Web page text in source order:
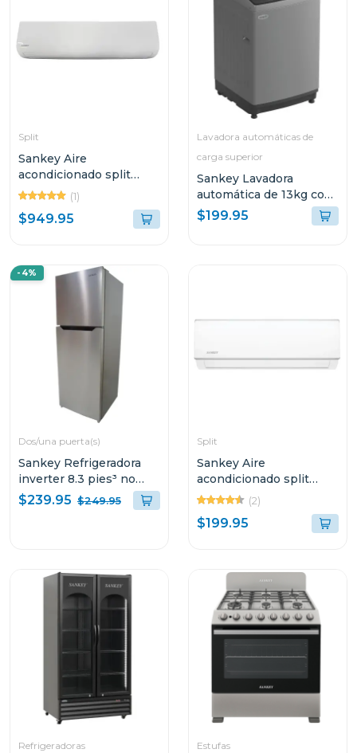
Split
Sankey Aire
acondicionado split
inverter de 36000 btu
seer 18 wi-fi
(1)
$949.95
Lavadora automáticas de
carga superior
Sankey Lavadora
automática de 13kg con
filtro para pelusas
$199.95
-4%
Dos/una puerta(s)
Sankey Refrigeradora
inverter 8.3 pies³ no
frost luz led rf90in70
$239.95 $249.95
Split
Sankey Aire
acondicionado split
11700btu no inverter
(2)
$199.95
Refrigeradoras Estufas